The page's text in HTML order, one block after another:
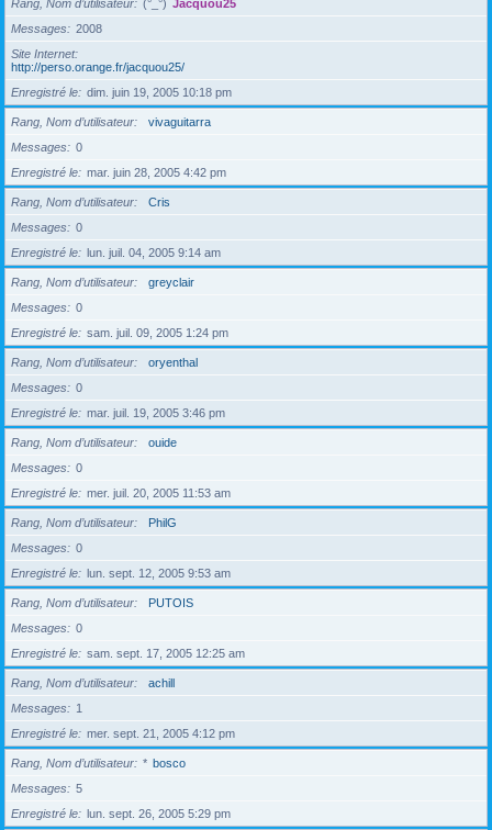
Rang, Nom d’utilisateur (°_°) Jacquou25
Messages
2008
Site Internet
http://perso.orange.fr/jacquou25/
Enregistré le
dim. juin 19, 2005 10:18 pm
Rang, Nom d’utilisateur
vivaguitarra
Messages
0
Enregistré le
mar. juin 28, 2005 4:42 pm
Rang, Nom d’utilisateur
Cris
Messages
0
Enregistré le
lun. juil. 04, 2005 9:14 am
Rang, Nom d’utilisateur
greyclair
Messages
0
Enregistré le
sam. juil. 09, 2005 1:24 pm
Rang, Nom d’utilisateur
oryenthal
Messages
0
Enregistré le
mar. juil. 19, 2005 3:46 pm
Rang, Nom d’utilisateur
ouide
Messages
0
Enregistré le
mer. juil. 20, 2005 11:53 am
Rang, Nom d’utilisateur
PhilG
Messages
0
Enregistré le
lun. sept. 12, 2005 9:53 am
Rang, Nom d’utilisateur
PUTOIS
Messages
0
Enregistré le
sam. sept. 17, 2005 12:25 am
Rang, Nom d’utilisateur
achill
Messages
1
Enregistré le
mer. sept. 21, 2005 4:12 pm
Rang, Nom d’utilisateur * bosco
Messages
5
Enregistré le
lun. sept. 26, 2005 5:29 pm